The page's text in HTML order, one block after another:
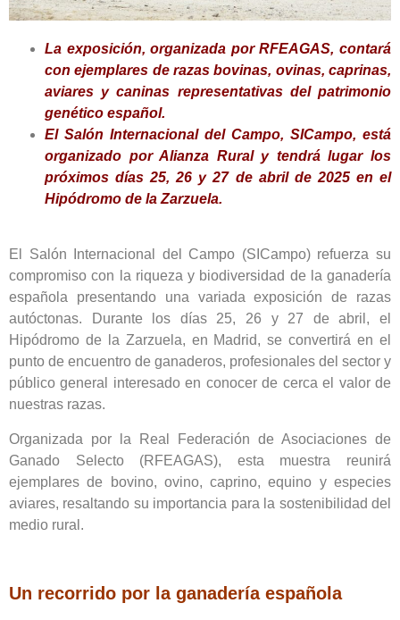
La exposición, organizada por RFEAGAS, contará
con ejemplares de razasbovinas, ovinas, caprinas,
aviares y caninas representativas del patrimonio
genético español.
El Salón Internacional del Campo, SICampo, está
organizado por Alianza Rural y tendrá lugar los
próximos días 25, 26 y 27 de abril de 2025 en el
Hipódromo de la Zarzuela.
El Salón Internacional del Campo (SICampo) refuerza su
compromiso con la riqueza y biodiversidad de la ganadería
española presentando una variada exposición de razas
autóctonas. Durante los días 25, 26 y 27 de abril, el
Hipódromo de la Zarzuela, en Madrid, se convertirá en el
punto de encuentro de ganaderos, profesionales del sector y
público general interesado en conocer de cerca el valor de
nuestras razas.
Organizada por la Real Federación de Asociaciones de
Ganado Selecto (RFEAGAS), esta muestra reunirá
ejemplares de bovino, ovino, caprino, equino y especies
aviares, resaltando su importancia para la sostenibilidad del
medio rural.
Un recorrido por la ganadería española